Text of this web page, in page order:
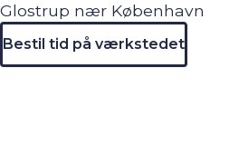
Glostrup nær København
Bestil tid på værkstedet